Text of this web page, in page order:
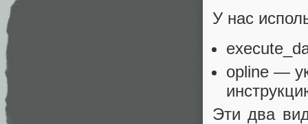
У нас
opline —
Эти два